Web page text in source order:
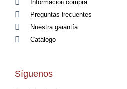
Información compra
Preguntas frecuentes
Nuestra garantía
Catálogo
Síguenos